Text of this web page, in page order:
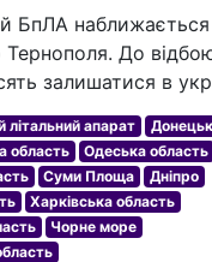
БпЛА
Тернополя. До
залишатися в
літальний апарат
область
Одеська область
Суми Площа
Дніпро
Харківська область
Чорне море